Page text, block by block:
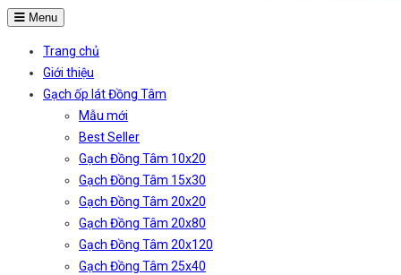
Menu
Trang chủ
Giới thiệu
Gạch ốp lát Đồng Tâm
Mẫu mới
Best Seller
Gạch Đồng Tâm 10x20
Gạch Đồng Tâm 15x30
Gạch Đồng Tâm 20x20
Gạch Đồng Tâm 20x80
Gạch Đồng Tâm 20x120
Gạch Đồng Tâm 25x40